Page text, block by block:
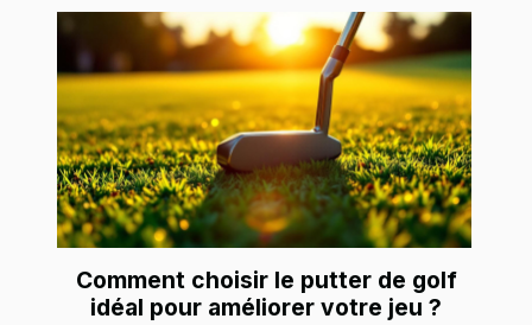
Comment choisir le putter de golf
idéal pour améliorer votre jeu ?